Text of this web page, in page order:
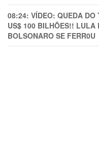
08:24: VÍDEO: QUEDA DO
US$ 100 BILHÕES!! LULA
BOLSONARO SE FERR0U